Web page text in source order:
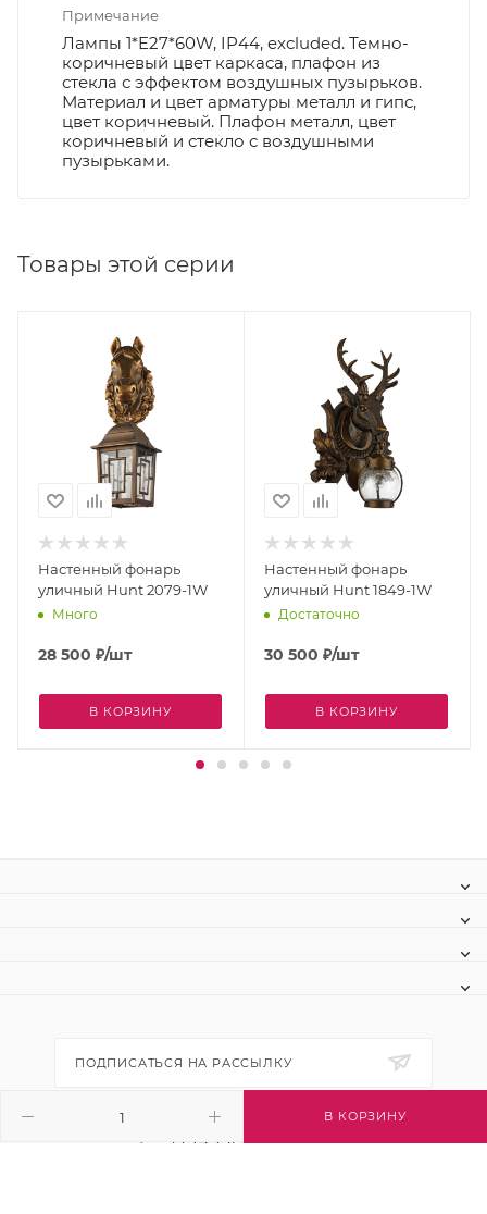
В КОРЗИНУ
Примечание
Лампы 1*E27*60W, IP44, excluded. Темно-
коричневый цвет каркаса, плафон из
стекла с эффектом воздушных пузырьков.
Материал и цвет арматуры металл и гипс,
цвет коричневый. Плафон металл, цвет
коричневый и стекло с воздушными
пузырьками.
Товары этой серии
Настенный фонарь
уличный Hunt 2079-1W
Много
28 500 ₽/шт
В КОРЗИНУ
Настенный фонарь
уличный Hunt 1849-1W
Достаточно
30 500 ₽/шт
В КОРЗИНУ
ПОДПИСАТЬСЯ НА РАССЫЛКУ
+7 (495) 445-03-32